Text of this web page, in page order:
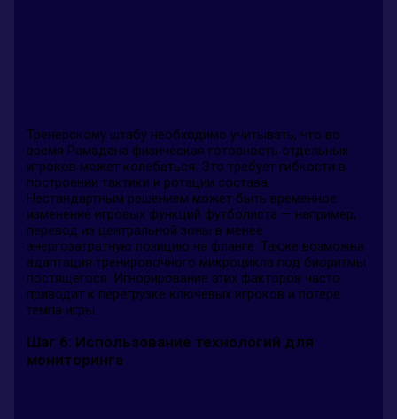
Тренерскому штабу необходимо учитывать, что во
время Рамадана физическая готовность отдельных
игроков может колебаться. Это требует гибкости в
построении тактики и ротации состава.
Нестандартным решением может быть временное
изменение игровых функций футболиста — например,
перевод из центральной зоны в менее
энергозатратную позицию на фланге. Также возможна
адаптация тренировочного микроцикла под биоритмы
постящегося. Игнорирование этих факторов часто
приводит к перегрузке ключевых игроков и потере
темпа игры.
Шаг 6: Использование технологий для
мониторинга